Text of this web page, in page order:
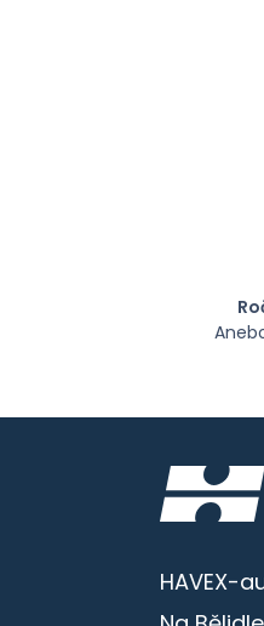
HAVEX-